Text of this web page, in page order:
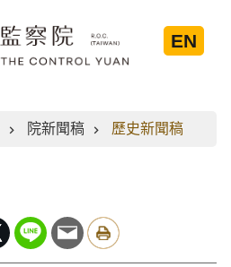
EN
院新聞稿 歷史新聞稿